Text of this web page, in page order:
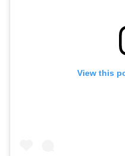
View this